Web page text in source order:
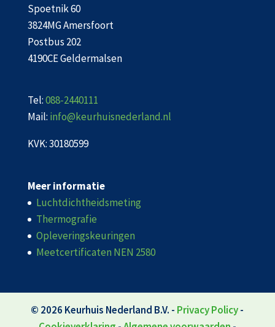
Spoetnik 60
3824MG Amersfoort
Postbus 202
4190CE Geldermalsen
Tel:088-2440111
Mail: info@keurhuisnederland.nl
KVK: 30180599
Meer informatie
Luchtdichtheidsmeting
Thermografie
Opleveringskeuringen
Meetcertificaten NEN 2580
© 2026 Keurhuis Nederland B.V. - Privacy Policy-